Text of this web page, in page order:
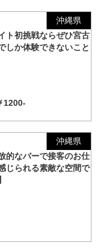
沖縄県
ト初挑戦ならぜひ宮古
しか体験できないこと
1200-
沖縄県
的なバーで接客のお仕
じられる素敵な空間で